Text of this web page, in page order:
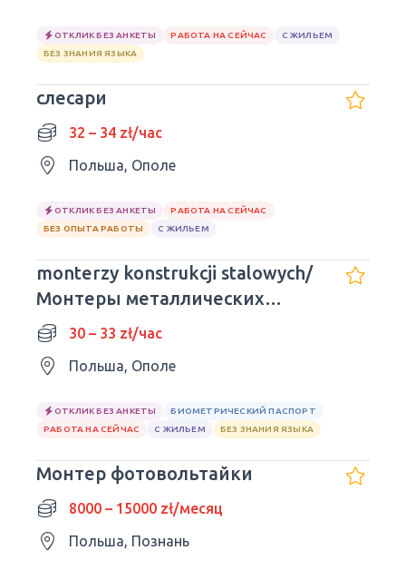
ОТКЛИК БЕЗ АНКЕТЫ РАБОТА НА СЕЙЧАС
С ЖИЛЬЕМ
БЕЗ ЗНАНИЯ ЯЗЫКА
слесари
32 – 34 zł/час
Польша, Ополе
ОТКЛИК БЕЗ АНКЕТЫ
РАБОТА НА СЕЙЧАС
БЕЗ ОПЫТА РАБОТЫ
С ЖИЛЬЕМ
monterzy konstrukcji stalowych/
Монтеры металлических
конструкций
30 – 33 zł/час
Польша, Ополе
ОТКЛИК БЕЗ АНКЕТЫ
БИОМЕТРИЧЕСКИЙ ПАСПОРТ
РАБОТА НА СЕЙЧАС
С ЖИЛЬЕМ БЕЗ ЗНАНИЯ ЯЗЫКА
Монтер фотовольтайки
8000 – 15000 zł/месяц
Польша, Познань